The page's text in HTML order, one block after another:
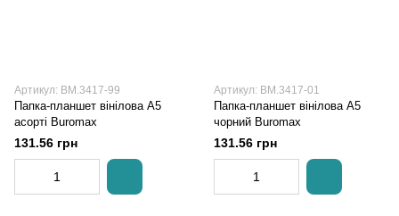
Артикул: BM.3417-99
Папка-планшет вінілова А5
асорті Buromax
131.56 грн
Артикул: BM.3417-01
Папка-планшет вінілова А5
чорний Buromax
131.56 грн